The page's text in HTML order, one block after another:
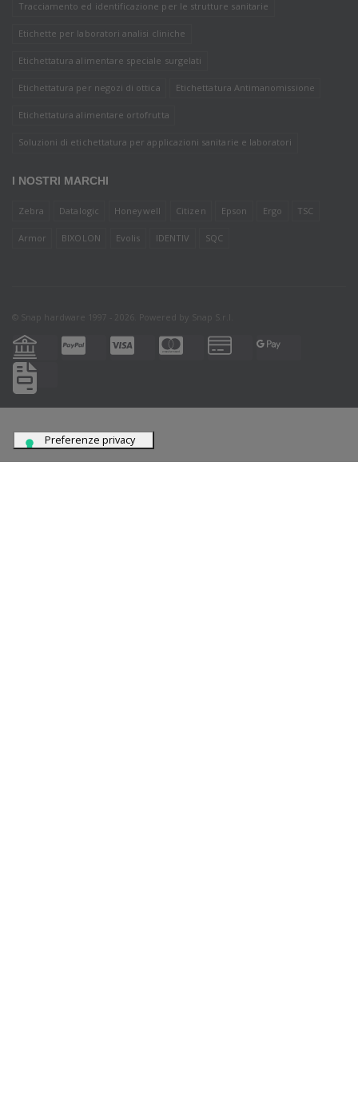
Tracciamento ed identificazione per le strutture sanitarie
Etichette per laboratori analisi cliniche
Etichettatura alimentare speciale surgelati
Etichettatura per negozi di ottica Etichettatura Antimanomissione
Etichettatura alimentare ortofrutta
Soluzioni di etichettatura per applicazioni sanitarie e laboratori
I NOSTRI MARCHI
Zebra Datalogic Honeywell Citizen Epson Ergo TSC
Armor BIXOLON Evolis IDENTIV SQC
© Snap hardware 1997 - 2026. Powered by Snap S.r.l.